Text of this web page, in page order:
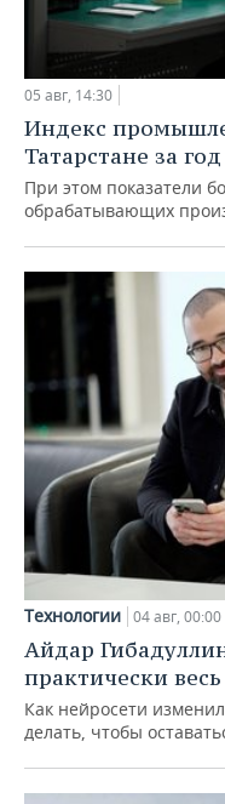
05 авг, 14:30
Индекс
Татарстане за
При этом показатели
обрабатывающих
Технологии 04 авг, 00:00
Айдар
практически
Как нейросети
делать, чтобы